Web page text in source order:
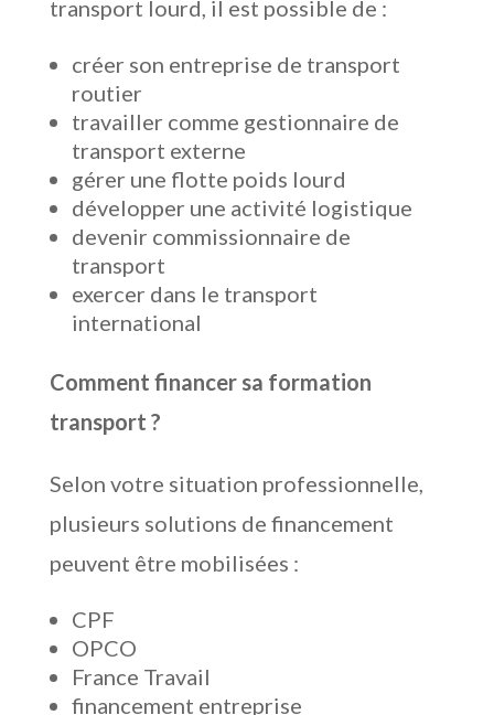
transport lourd, il est possible de :
créer son entreprise de transport
routier
travailler comme gestionnaire de
transport externe
gérer une flotte poids lourd
développer une activité logistique
devenir commissionnaire de
transport
exercer dans le transport
international
Comment financer sa formation
transport ?
Selon votre situation professionnelle,
plusieurs solutions de financement
peuvent être mobilisées :
CPF
OPCO
France Travail
financement entreprise